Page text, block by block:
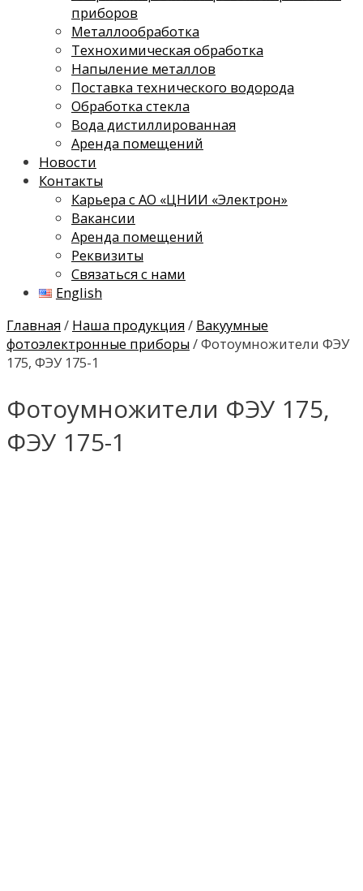
приборов
Металлообработка
Технохимическая обработка
Напыление металлов
Поставка технического водорода
Обработка стекла
Вода дистиллированная
Аренда помещений
Новости
Контакты
Карьера с АО «ЦНИИ «Электрон»
Вакансии
Аренда помещений
Реквизиты
Связаться с нами
English
Главная/ Наша продукция/ Вакуумные
фотоэлектронные приборы/ Фотоумножители ФЭУ
175, ФЭУ 175-1
Фотоумножители ФЭУ 175,
ФЭУ 175-1